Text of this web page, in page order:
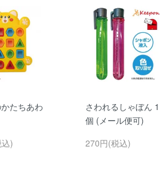
たちあわ
)
さわれるしゃぼん 1
個 (メール便可)
270円(税込)